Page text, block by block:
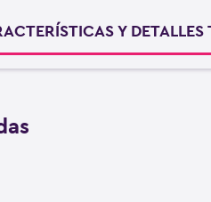
Y DETALLES